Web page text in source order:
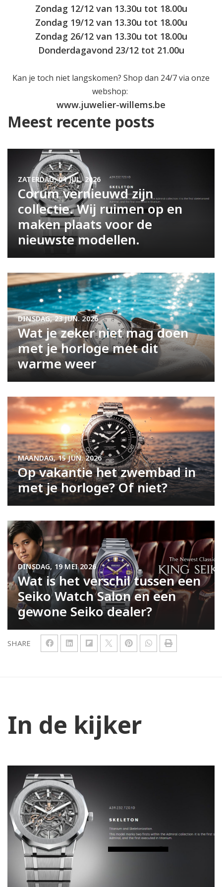
SHARE
Zondag 12/12 van 13.30u tot 18.00u
Zondag 19/12 van 13.30u tot 18.00u
Zondag 26/12 van 13.30u tot 18.00u
Donderdagavond 23/12 tot 21.00u
Kan je toch niet langskomen? Shop dan 24/7 via onze
webshop:
www.juwelier-willems.be
Meest recente posts
Corum vernieuwd zijn
collectie. Wij ruimen op en
maken plaats voor de
nieuwste modellen.
ZATERDAG, 04 JUL. 2026
Wat je zeker niet mag doen
met je horloge met dit
warme weer
DINSDAG, 23 JUN. 2026
Op vakantie het zwembad in
met je horloge? Of niet?
MAANDAG, 15 JUN. 2026
Wat is het verschil tussen een
Seiko Watch Salon en een
gewone Seiko dealer?
DINSDAG, 19 MEI 2026
In de kijker